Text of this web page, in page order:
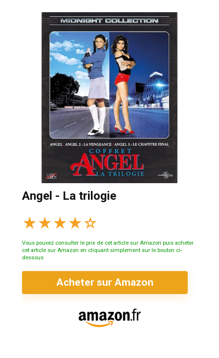
Angel - La trilogie
★★★★☆
Vous pouvez consulter le prix de cet article sur Amazon puis acheter
cet article sur Amazon en cliquant simplement sur le bouton ci-
dessous
Acheter sur Amazon